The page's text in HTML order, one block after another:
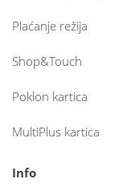
Plaćanje režija
Shop&Touch
Poklon kartica
MultiPlus kartica
Info